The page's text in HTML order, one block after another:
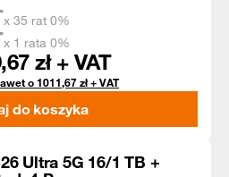
zł + VAT
x 35 rat 0%
x 1 rata 0%
o1011,67zł+ VAT
do koszyka
Ultra 5G 16/1 TB +